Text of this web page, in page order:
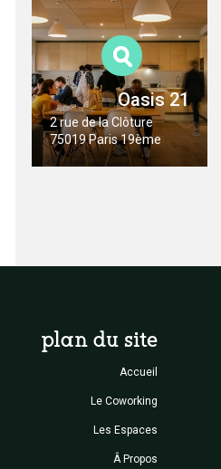
Oasis 21
2 rue de la Clôture
75019 Paris 19ème
plan du site
Accueil
Le Coworking
Les Espaces
Â Propos